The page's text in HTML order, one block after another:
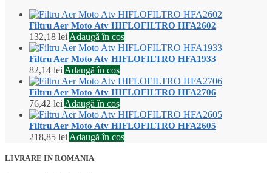
Filtru Aer Moto Atv HIFLOFILTRO HFA2602
132,18 lei Adaugă în coș
Filtru Aer Moto Atv HIFLOFILTRO HFA1933
82,14 lei Adaugă în coș
Filtru Aer Moto Atv HIFLOFILTRO HFA2706
76,42 lei Adaugă în coș
Filtru Aer Moto Atv HIFLOFILTRO HFA2605
218,85 lei Adaugă în coș
LIVRARE IN ROMANIA